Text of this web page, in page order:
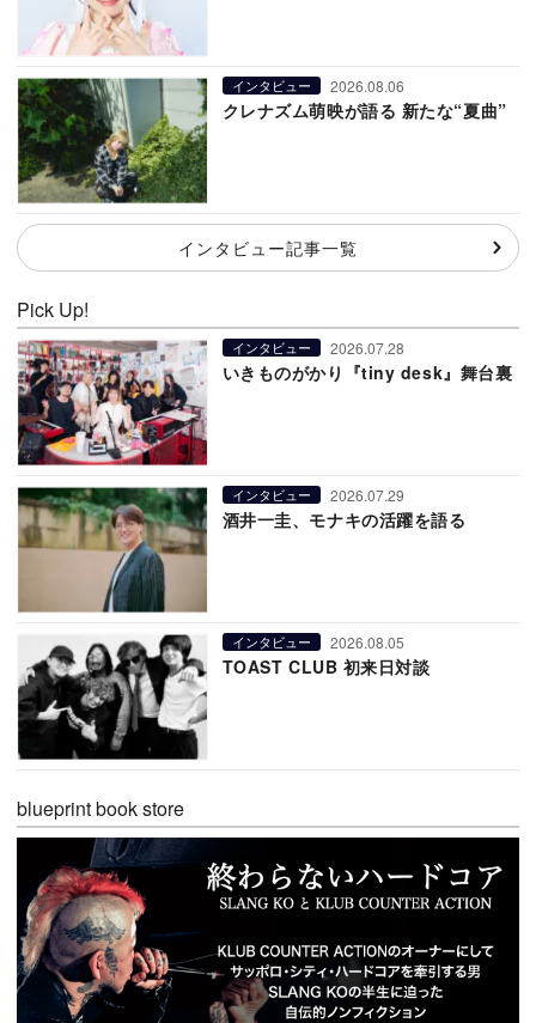
インタビュー 2026.08.06
クレナズム萌映が語る 新たな“夏曲”
インタビュー記事一覧
Pick Up!
インタビュー 2026.07.28
いきものがかり『tiny desk』舞台裏
インタビュー 2026.07.29
酒井一圭、モナキの活躍を語る
インタビュー 2026.08.05
TOAST CLUB 初来日対談
blueprint book store